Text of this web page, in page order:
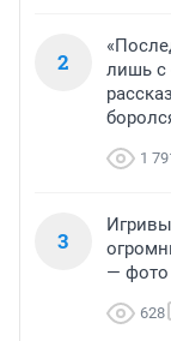
2
лишь с
1
3
— фото
628